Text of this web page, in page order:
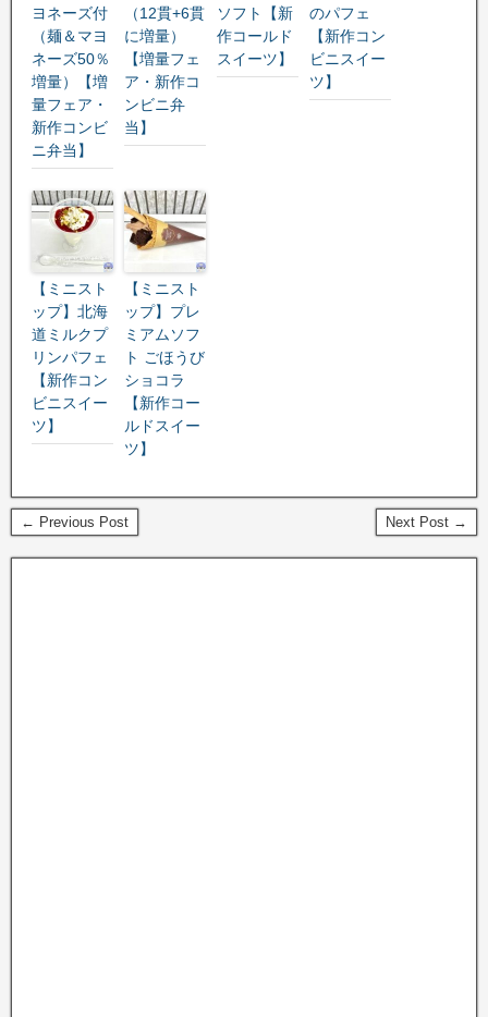
ヨネーズ付
（麺＆マヨ
ネーズ50％
増量）【増
量フェア・
新作コンビ
ニ弁当】
（12貫+6貫
に増量）
【増量フェ
ア・新作コ
ンビニ弁
当】
ソフト【新
作コールド
スイーツ】
のパフェ
【新作コン
ビニスイー
ツ】
【ミニスト
ップ】北海
道ミルクプ
リンパフェ
【新作コン
ビニスイー
ツ】
【ミニスト
ップ】プレ
ミアムソフ
ト ごほうび
ショコラ
【新作コー
ルドスイー
ツ】
← Previous Post Next Post →